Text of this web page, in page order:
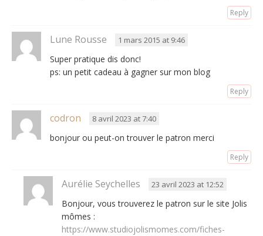
Reply
Lune Rousse 1 mars 2015 at 9:46
Super pratique dis donc!
ps: un petit cadeau à gagner sur mon blog
Reply
codron 8 avril 2023 at 7:40
bonjour ou peut-on trouver le patron merci
Reply
Aurélie Seychelles 23 avril 2023 at 12:52
Bonjour, vous trouverez le patron sur le site Jolis
mômes :
https://www.studiojolismomes.com/fiches-